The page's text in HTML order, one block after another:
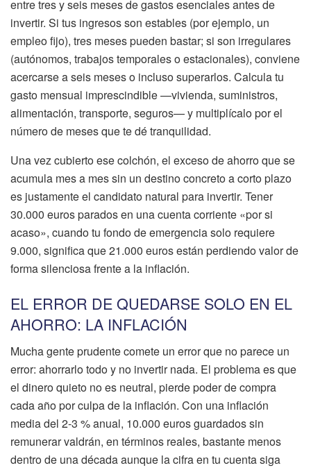
entre tres y seis meses de gastos esenciales antes de
invertir. Si tus ingresos son estables (por ejemplo, un
empleo fijo), tres meses pueden bastar; si son irregulares
(autónomos, trabajos temporales o estacionales), conviene
acercarse a seis meses o incluso superarlos. Calcula tu
gasto mensual imprescindible —vivienda, suministros,
alimentación, transporte, seguros— y multiplícalo por el
número de meses que te dé tranquilidad.
Una vez cubierto ese colchón, el exceso de ahorro que se
acumula mes a mes sin un destino concreto a corto plazo
es justamente el candidato natural para invertir. Tener
30.000 euros parados en una cuenta corriente «por si
acaso», cuando tu fondo de emergencia solo requiere
9.000, significa que 21.000 euros están perdiendo valor de
forma silenciosa frente a la inflación.
EL ERROR DE QUEDARSE SOLO EN EL
AHORRO: LA INFLACIÓN
Mucha gente prudente comete un error que no parece un
error: ahorrarlo todo y no invertir nada. El problema es que
el dinero quieto no es neutral, pierde poder de compra
cada año por culpa de la inflación. Con una inflación
media del 2-3 % anual, 10.000 euros guardados sin
remunerar valdrán, en términos reales, bastante menos
dentro de una década aunque la cifra en tu cuenta siga